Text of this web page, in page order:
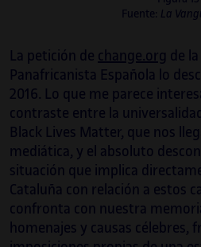
Fuente: La
La petición de change.org de
Panafricanista Española lo
2016. Lo que me parece
contraste entre la
Black Lives Matter, que nos
mediática, y el absoluto
situación que implica
Cataluña con relación a estos
confronta con nuestra
homenajes y causas célebres,